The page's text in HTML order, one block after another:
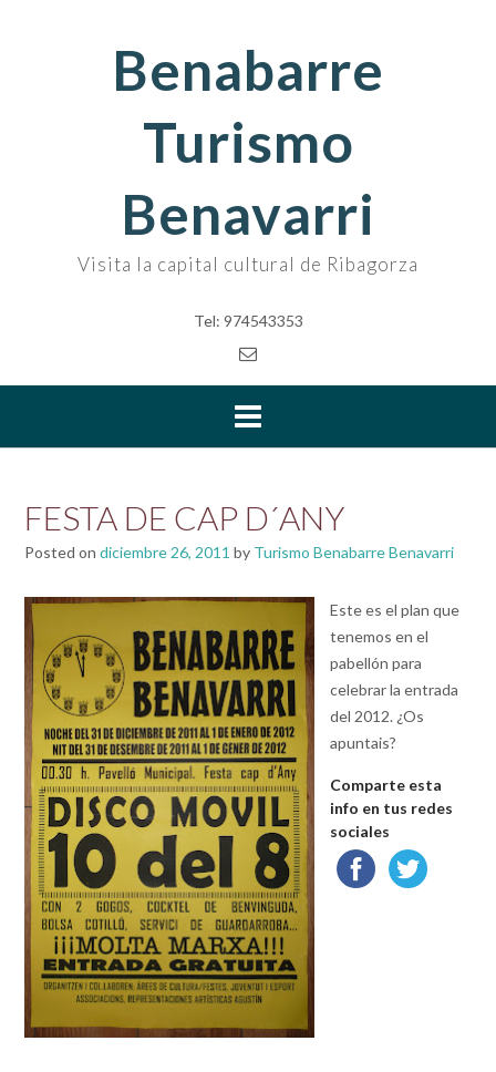
Benabarre
Turismo
Benavarri
Visita la capital cultural de Ribagorza
Tel: 974543353
FESTA DE CAP D´ANY
Posted on diciembre 26, 2011 by Turismo Benabarre Benavarri
Este es el plan que
tenemos en el
pabellón para
celebrar la entrada
del 2012. ¿Os
apuntais?
Comparte esta
info en tus redes
sociales